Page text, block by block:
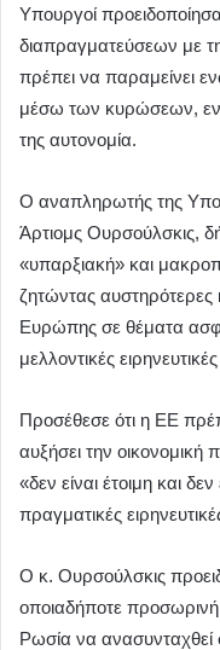
Υπουργοί
διαπραγματεύσεων με
πρέπει να παραμείνει
μέσω των κυρώσεων,
της αυτονομία.
Ο αναπληρωτής της
Άρτιομς Ουρσούλσκις,
«υπαρξιακή» και
ζητώντας αυστηρότερες
Ευρώπης σε θέματα
μελλοντικές
Προσέθεσε ότι η ΕΕ
αυξήσει την
«δεν είναι έτοιμη και δεν
πραγματικές
Ο κ. Ουρσούλσκις
οποιαδήποτε
Ρωσία να ανασυνταχθεί